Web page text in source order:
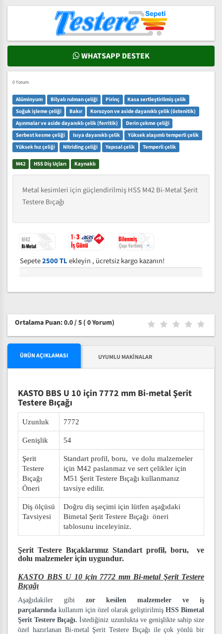
WHATSAPP DESTEK
0 Yorum
Alüminyum Bilyalı rulman çeliği Pirinç
Kasa sertleştirilmiş çelik
Soğuk işleme çeliği
Bakır
Korozyon ve aside dayanıklı çelik (östenitik)
Aşınmalar ve aside dayanıklı çelik (ferritik)
Derin çekme çeliği
Serbest kesme çeliği
Isıya dayanıklı çelik
Yüksek alaşımlı temperli çelik
Yüksek hız çeliği
Nitriding çeliği Yapısal çelik Temperli çelik
M42 HSS Diş Uçları Kaynaklı
Metal kesimleri için güçlendirilmiş HSS M42 Bi-Metal Şerit
Testere Bıçağı
Sepete2500 TLekleyin , ücretsiz kargo kazanın!
Ortalama Puan: 0.0 / 5 ( 0 Yorum)
ÜRÜN AÇIKLAMASI UYUMLU MAKINALAR
KASTO BBS U 10 için 7772 mm Bi-metal Şerit
Testere Bıçağı
Uzunluk 7772
Genişlik 54
Şerit
Testere
Bıçağı
Öneri
Standart profil, boru, ve dolu malzemeler
için M42 paslanmaz ve sert çelikler için
M51 Şerit Testere Bıçağı kullanmanız
tavsiye edilir.
Diş ölçüsü
Tavsiyesi
Doğru diş seçimi için lütfen aşağıdaki
Bimetal Şerit Testere Bıçağı öneri
tablosunu inceleyiniz.
Şerit Testere Bıçaklarımız Standart profil, boru, ve
dolu malzemeler için uygundur.
KASTO BBS U 10 için 7772 mm Bi-metal Şerit Testere
Bıçağı
Aşağıdakiler gibi zor kesilen malzemeler ve iş
parçalarında kullanım için özel olarak geliştirilmiş HSS Bimetal
Şerit Testere Bıçağı.İstediğiniz uzunlukta ve genişlikte sahip size
özel hazırlanan Bi-metal Şerit Testere Bıçağı ile çok yönlü bir